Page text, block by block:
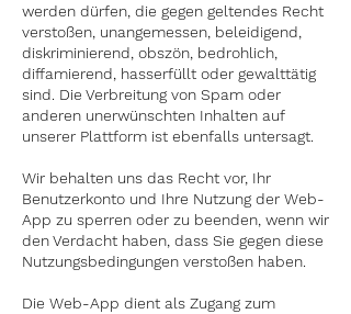
werden dürfen, die gegen geltendes Recht
verstoßen, unangemessen, beleidigend,
diskriminierend, obszön, bedrohlich,
diffamierend, hasserfüllt oder gewalttätig
sind. Die Verbreitung von Spam oder
anderen unerwünschten Inhalten auf
unserer Plattform ist ebenfalls untersagt.
Wir behalten uns das Recht vor, Ihr
Benutzerkonto und Ihre Nutzung der Web-
App zu sperren oder zu beenden, wenn wir
den Verdacht haben, dass Sie gegen diese
Nutzungsbedingungen verstoßen haben.
Die Web-App dient als Zugang zum